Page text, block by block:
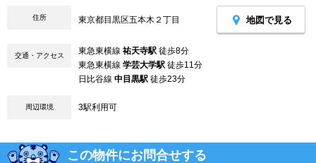
住所 東京都目黒区五本木２丁目 地図で見る
交通・アクセス 東急東横線 祐天寺駅 徒歩8分
東急東横線 学芸大学駅 徒歩11分
日比谷線 中目黒駅 徒歩23分
周辺環境 3駅利用可
この物件にお問合せする